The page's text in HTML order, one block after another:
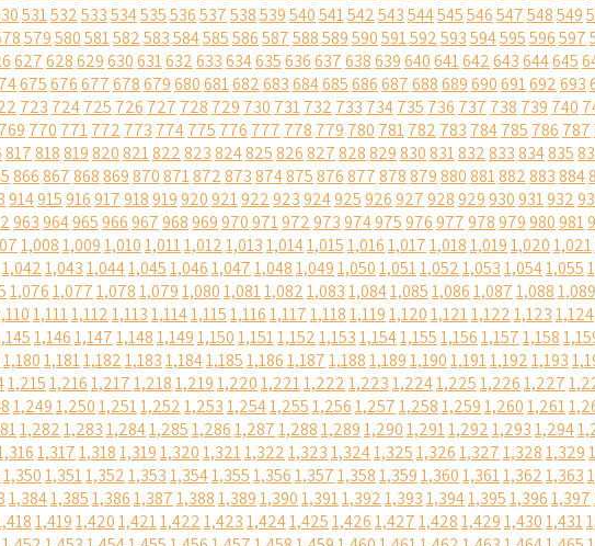
531532533534535536537538539540541542543544545546547548549
579580581582583584585586587588589590591592593594595596597
627628629630631632633634635636637638639640641642643644645
675676677678679680681682683684685686687688689690691692693
723 724725 726 727 728 729 730 731732 733 734735 736 737 738 739 740
769 770 771772 773 774775 776 777 778 779 780 781782 783 784785 786 787
817818819820821822823824825826827828829830831832833834835
866867868869870871872873874875876877878879880881882883884
914915916917918919920921922923924925926927928929930931932
963964965966967968969970971972973974975976977978979980981
1,0081,0091,0101,0111,0121,0131,0141,0151,0161,0171,0181,0191,0201,021
1,0421,0431,0441,0451,0461,0471,0481,0491,0501,0511,0521,0531,0541,055
1,0761,0771,0781,0791,0801,0811,0821,0831,0841,0851,0861,0871,0881,089
1,1111,1121,1131,1141,1151,1161,1171,1181,1191,1201,1211,1221,1231,124
1,1461,1471,1481,1491,1501,1511,1521,1531,1541,1551,1561,1571,158
1,1801,1811,1821,1831,1841,1851,1861,1871,1881,1891,1901,1911,1921,193
1,2151,2161,2171,2181,2191,2201,2211,2221,2231,2241,2251,2261,227
1,2491,2501,2511,2521,2531,2541,2551,2561,2571,2581,2591,2601,261
1,2821,2831,2841,2851,2861,2871,2881,2891,2901,2911,2921,2931,294
1,3171,3181,3191,3201,3211,3221,3231,3241,3251,3261,3271,3281,329
1,3501,3511,3521,3531,3541,3551,3561,3571,3581,3591,3601,3611,3621,363
1,3841,3851,3861,3871,3881,3891,3901,3911,3921,3931,3941,3951,3961,397
1,4191,4201,4211,4221,4231,4241,4251,4261,4271,4281,4291,4301,431